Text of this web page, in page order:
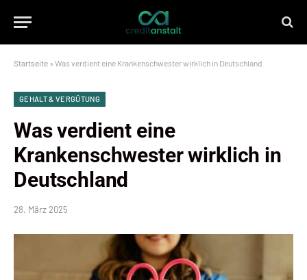
Startseite » Was verdient eine Krankenschwester wirklich in Deutschland
GEHALT & VERGÜTUNG
Was verdient eine
Krankenschwester wirklich in
Deutschland
28. März 2025